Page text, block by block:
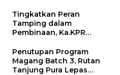
Tingkatkan Peran
Tamping dalam
Pembinaan, Ka.KPR
Motivasi
Penutupan Program
Magang Batch 3, Rutan
Tanjung Pura Lepas